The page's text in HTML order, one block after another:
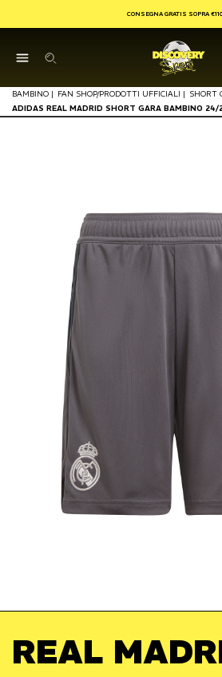
CONSEGNA GRATIS SOPRA
BAMBINO | FAN SHOP/PRODOTTI UFFICIALI | SHORT
ADIDAS REAL MADRID SHORT GARA BAMBINO 24/
REAL